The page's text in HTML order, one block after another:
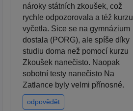
nároky státních zkoušek, což
rychle odpozorovala a též kurzu
vyčetla. Sice se na gymnázium
dostala (PORG), ale spíše díky
studiu doma než pomocí kurzu
Zkoušek nanečisto. Naopak
sobotní testy nanečisto Na
Zatlance byly velmi přínosné.
odpovědět